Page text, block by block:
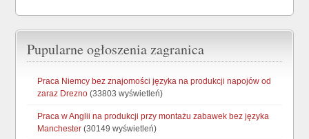
Pupularne ogłoszenia zagranica
Praca Niemcy bez znajomości języka na produkcji napojów od
zaraz Drezno (33803 wyświetleń)
Praca w Anglii na produkcji przy montażu zabawek bez języka
Manchester (30149 wyświetleń)